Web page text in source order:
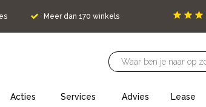
Meer dan 170 winkels
Acties Services Advies Lease